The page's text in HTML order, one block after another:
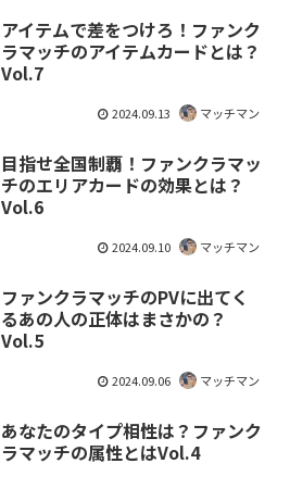
アイテムで差をつけろ！ファンク
ラマッチのアイテムカードとは？
Vol.7
2024.09.13 マッチマン
目指せ全国制覇！ファンクラマッ
チのエリアカードの効果とは？
Vol.6
2024.09.10 マッチマン
ファンクラマッチのPVに出てく
るあの人の正体はまさかの？
Vol.5
2024.09.06 マッチマン
あなたのタイプ相性は？ファンク
ラマッチの属性とはVol.4